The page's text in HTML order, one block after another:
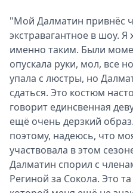
"Мой Далматин привнёс
экстравагантное в шоу.
именно таким. Были
опускала руки, мол, все
упала с люстры, но
сдаться. Это костюм
говорит единсвенная
ещё очень дерзкий
поэтому, надеюсь, что
участвовала в этом
Далматин спорил с
Региной за Сокола. Это